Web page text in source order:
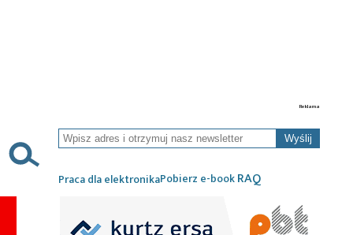
Wyślij
Praca dla elektronikaPobierz e-bookRAQ